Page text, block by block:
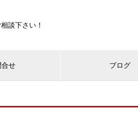
談下さい！
合せ ブログ